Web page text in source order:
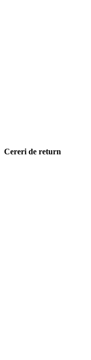
Cereri de return